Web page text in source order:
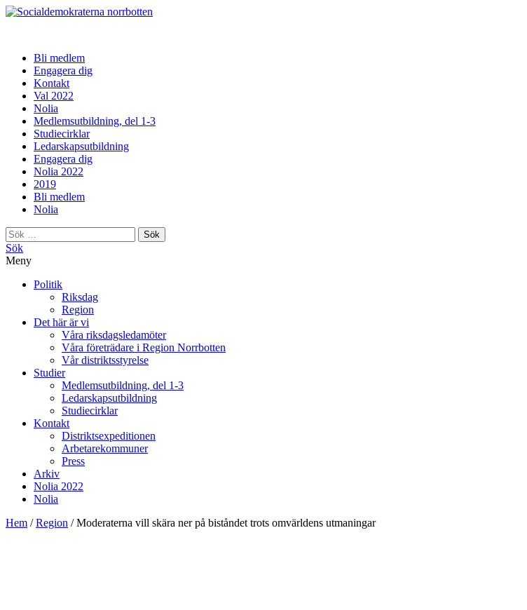
norrbotten
Bli medlem
Engagera dig
Kontakt
Val 2022
Nolia
Medlemsutbildning, del 1-3
Studiecirklar
Ledarskapsutbildning
Engagera dig
Nolia 2022
2019
Bli medlem
Nolia
Sök
efter:
Sök
Meny
Politik
Riksdag
Region
Det här är vi
Våra riksdagsledamöter
Våra företrädare i Region Norrbotten
Vår distriktsstyrelse
Studier
Medlemsutbildning, del 1-3
Ledarskapsutbildning
Studiecirklar
Kontakt
Distriktsexpeditionen
Arbetarekommuner
Press
Arkiv
Nolia 2022
Nolia
Hem /Region /Moderaterna vill skära ner på biståndet trots omvärldens utmaningar